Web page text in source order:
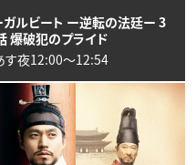
ガルビート ー逆転の法廷ー 3
爆破犯のプライド
す夜12:00〜12:54